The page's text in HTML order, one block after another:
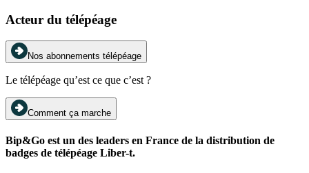
Acteur du télépéage
Nos abonnements télépéage
Le télépéage qu’est ce que c’est ?
Comment ça marche
Bip&Go est un des leaders en France de la distribution de
badges de télépéage Liber-t.